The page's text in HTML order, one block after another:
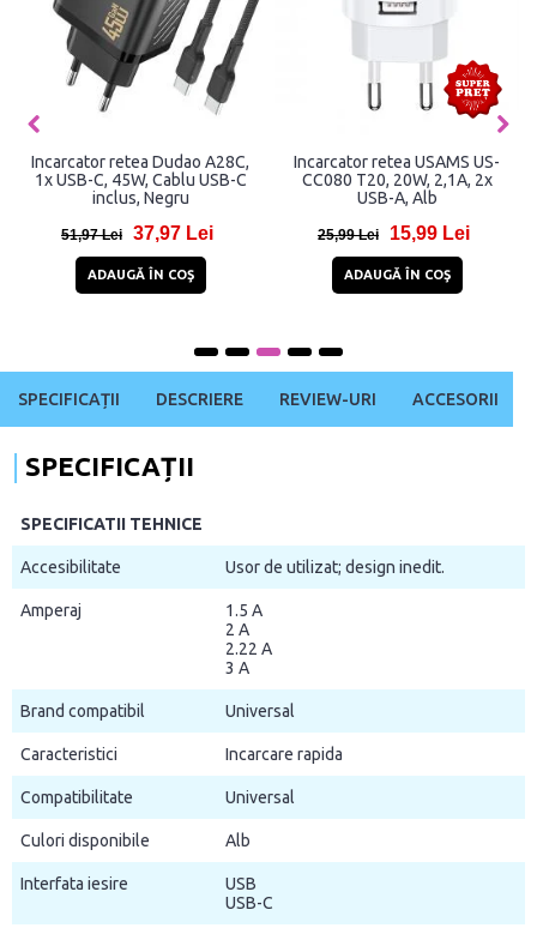
Incarcator retea Dudao A28C,
1x USB-C, 45W, Cablu USB-C
inclus, Negru
51,97 Lei 37,97 Lei
ADAUGĂ ÎN COŞ
Incarcator retea USAMS US-
CC080 T20, 20W, 2,1A, 2x
USB-A, Alb
25,99 Lei 15,99 Lei
ADAUGĂ ÎN COŞ
SPECIFICAȚII DESCRIERE REVIEW-URI ACCESORII
SPECIFICAȚII
SPECIFICATII TEHNICE
Accesibilitate Usor de utilizat; design inedit.
Amperaj
1.5 A
2 A
2.22 A
3 A
Brand compatibil Universal
Caracteristici Incarcare rapida
Compatibilitate Universal
Culori disponibile Alb
Interfata iesire
USB
USB-C